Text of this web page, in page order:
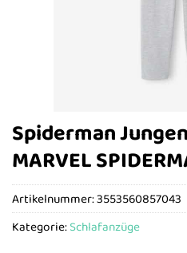
Spiderman
MARVEL
Artikelnummer:3553560857043
Kategorie:Schlafanzüge